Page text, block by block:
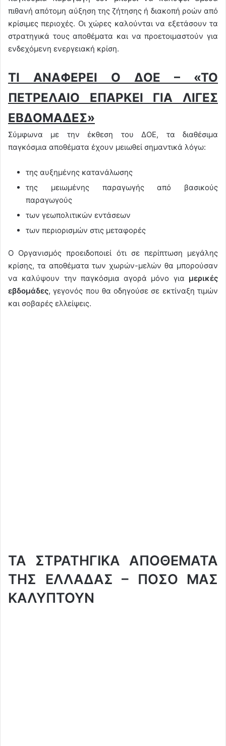
πιθανή απότομη αύξηση της ζήτησης ή διακοπή ροών από
κρίσιμες περιοχές. Οι χώρες καλούνται να εξετάσουν τα
στρατηγικά τους αποθέματα και να προετοιμαστούν για
ενδεχόμενη ενεργειακή κρίση.
ΤΙ ΑΝΑΦΕΡΕΙ Ο ΔΟΕ – «ΤΟ
ΠΕΤΡΕΛΑΙΟ ΕΠΑΡΚΕΙ ΓΙΑ ΛΙΓΕΣ
ΕΒΔΟΜΑΔΕΣ»
Σύμφωνα με την έκθεση του ΔΟΕ, τα διαθέσιμα
παγκόσμια αποθέματα έχουν μειωθεί σημαντικά λόγω:
της αυξημένης κατανάλωσης
της μειωμένης παραγωγής από βασικούς
παραγωγούς
των γεωπολιτικών εντάσεων
των περιορισμών στις μεταφορές
Ο Οργανισμός προειδοποιεί ότι σε περίπτωση μεγάλης
κρίσης, τα αποθέματα των χωρών-μελών θα μπορούσαν
να καλύψουν την παγκόσμια αγορά μόνο για μερικές
εβδομάδες, γεγονός που θα οδηγούσε σε εκτίναξη τιμών
και σοβαρές ελλείψεις.
ΤΑ ΣΤΡΑΤΗΓΙΚΑ ΑΠΟΘΕΜΑΤΑ
ΤΗΣ ΕΛΛΑΔΑΣ – ΠΟΣΟ ΜΑΣ
ΚΑΛΥΠΤΟΥΝ